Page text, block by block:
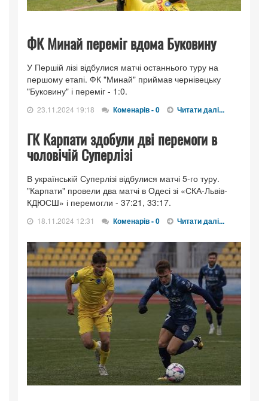
ФК Минай переміг вдома Буковину
У Першій лізі відбулися матчі останнього туру на
першому етапі. ФК "Минай" приймав чернівецьку
"Буковину" і переміг - 1:0.
23.11.2024 19:18 Коменарів - 0 Читати далі...
ГК Карпати здобули дві перемоги в
чоловічій Суперлізі
В українській Суперлізі відбулися матчі 5-го туру.
"Карпати" провели два матчі в Одесі зі «СКА-Львів-
КДЮСШ» і перемогли - 37:21, 33:17.
18.11.2024 12:31 Коменарів - 0 Читати далі...